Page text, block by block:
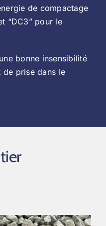
de compactage
“DC3” pour le
bonne insensibilité
de prise dans le